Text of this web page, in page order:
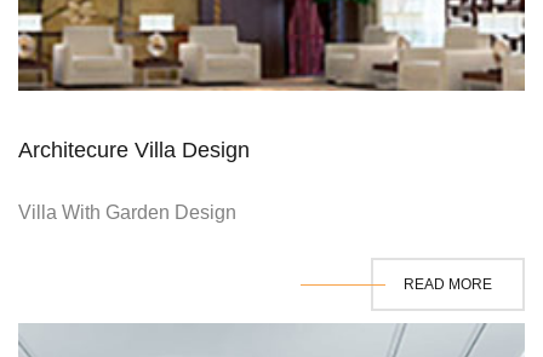
Architecure Villa Design
Villa With Garden Design
READ MORE